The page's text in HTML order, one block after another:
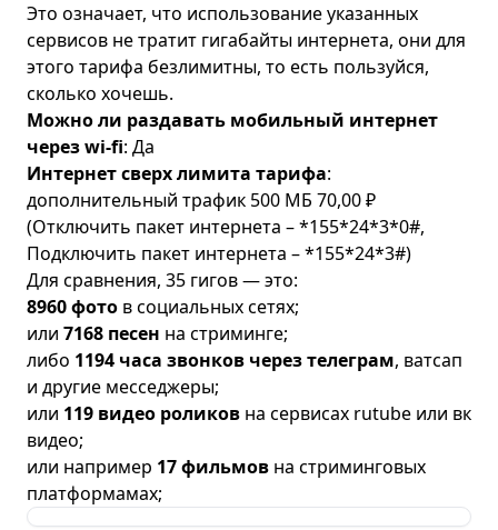
Это означает, что использование указанных
сервисов не тратит гигабайты интернета, они для
этого тарифа безлимитны, то есть пользуйся,
сколько хочешь.
Можно ли раздавать мобильный интернет
через wi-fi: Да
Интернет сверх лимита тарифа:
дополнительный трафик 500 МБ 70,00 ₽
(Отключить пакет интернета – *155*24*3*0#,
Подключить пакет интернета – *155*24*3#)
Для сравнения, 35 гигов — это:
8960 фото в социальных сетях;
или 7168 песен на стриминге;
либо 1194 часа звонков через телеграм, ватсап
и другие месседжеры;
или 119 видео роликов на сервисах rutube или вк
видео;
или например 17 фильмов на стриминговых
платформамах;